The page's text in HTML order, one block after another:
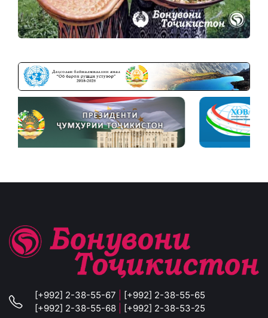
[+992] 2-38-55-67
[+992] 2-38-55-65
[+992] 2-38-55-68
[+992] 2-38-53-25